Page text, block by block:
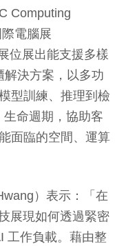
Computing
電腦展
位展出能支援多樣
決方案，以多功
型訓練、推理到檢
命週期，協助客
面臨的空間、運算
）表示：「在
展現如何透過緊密
工作負載。藉由整